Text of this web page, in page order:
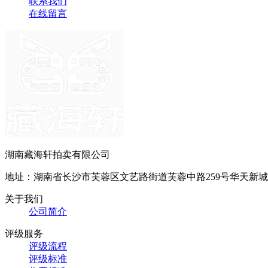
在线留言
湖南藏海轩拍卖有限公司
地址：湖南省长沙市芙蓉区文艺路街道芙蓉中路259号华天新
关于我们
公司简介
评级服务
评级流程
评级标准